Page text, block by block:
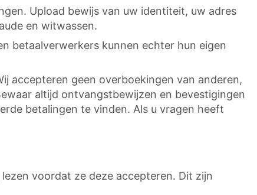
Upload bewijs van uw identiteit, uw adres
en witwassen.
betaalverwerkers kunnen echter hun eigen
accepteren geen overboekingen van anderen,
altijd ontvangstbewijzen en bevestigingen
betalingen te vinden. Als u vragen heeft
voordat ze deze accepteren. Dit zijn